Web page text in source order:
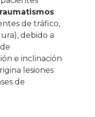
de tráfico,
debido a
e inclinación
lesiones
de